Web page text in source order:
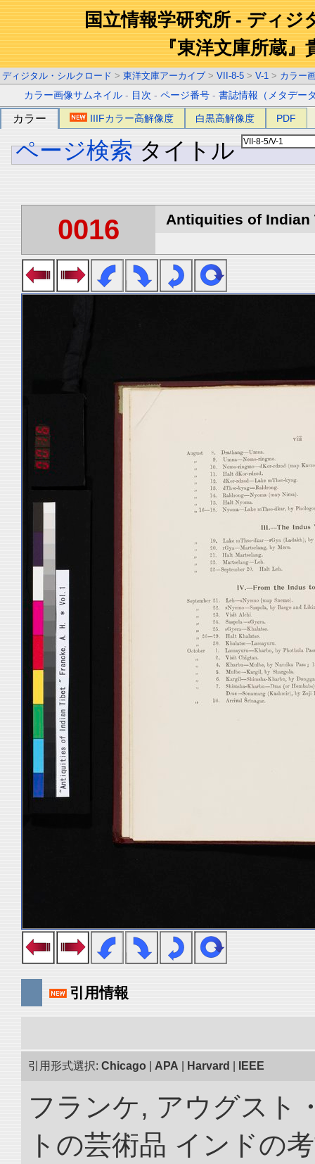
国立情報学研究所 - ディジ
『東洋文庫所蔵』
ディジタル・シルクロード > 東洋文庫アーカイブ > VII-8-5 > V-1 > カラー
カラー画像サムネイル - 目次 -ページ番号 -書誌情報（メタデー
カラー IIIFカラー高解像度 白黒高解像度 PDF
ページ検索 タイトル
0016 Antiquities of Indian
引用情報
引用形式選択: Chicago APA Harvard IEEE
フランケ, アウグスト
トの芸術品 インドの